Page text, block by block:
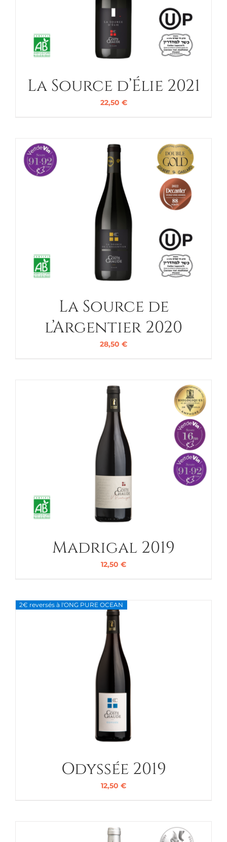
La Source d’Élie 2021
22,50 €
La Source de
l’Argentier 2020
28,50 €
Madrigal 2019
12,50 €
2€ reversés à l'ONG PURE OCEAN
Odyssée 2019
12,50 €